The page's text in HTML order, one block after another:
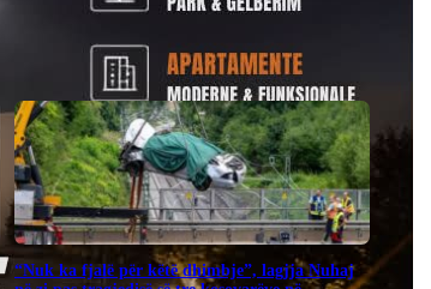
“Nuk ka fjalë për këtë dhimbje”, lagjja Nuhaj